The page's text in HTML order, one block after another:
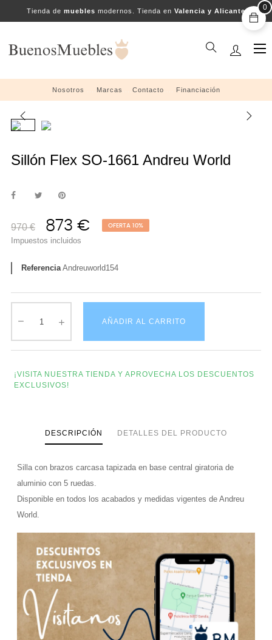
Tienda de muebles modernos. Tienda en Valencia y Alicante
☰
Nosotros .... Marcas ....Contacto.... Financiación
Sillón Flex SO-1661 Andreu World
970 € 873 € OFERTA 10%
Impuestos incluidos
Referencia Andreuworld154
AÑADIR AL CARRITO
¡VISITA NUESTRA TIENDA Y APROVECHA LOS DESCUENTOS
EXCLUSIVOS!
DESCRIPCIÓN DETALLES DEL PRODUCTO
Silla con brazos carcasa tapizada en base central giratoria de
aluminio con 5 ruedas.
Disponible en todos los acabados y medidas vigentes de Andreu
World.
0